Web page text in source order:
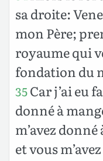
sa droite:
mon Père;
royaume qui
fondation du
35Car j’ai eu
donné à
m’avez
et vous